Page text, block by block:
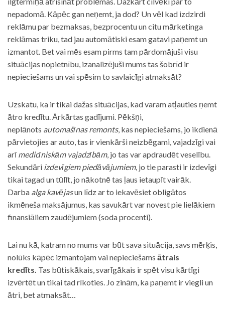
nepadomā. Kāpēc gan neņemt, ja dod? Un vēl kad izdzirdi
reklāmu par bezmaksas, bezprocentu un citu mārketinga
reklāmas triku, tad jau automātiski esam gatavi paņemt un
izmantot. Bet vai mēs esam pirms tam pārdomājuši visu
situācijas nopietnību, izanalizējuši mums tas šobrīd ir
nepieciešams un vai spēsim to savlaicīgi atmaksāt?
Uzskatu, ka ir tikai dažas situācijas, kad varam atļauties ņemt
ātro kredītu. Ārkārtas gadījumi. Pēkšņi,
neplānots automašīnas remonts, kas nepieciešams, jo ikdienā
pārvietojies ar auto, tas ir vienkārši neizbēgami, vajadzīgi vai
arīmedicīniskām vajadzībām, jo tas var apdraudēt veselību.
Sekundāri izdevīgiem piedāvājumiem, jo tie parasti ir izdevīgi
tikai tagad un tūlīt, jo nākotnē tas ļaus ietaupīt vairāk.
Darba alga kavējasun līdz ar to iekavēsiet obligātos
ikmēneša maksājumus, kas savukārt var novest pie lielākiem
finansiāliem zaudējumiem (soda procenti).
Lai nu kā, katram no mums var būt sava situācija, savs mērķis,
nolūks kāpēc izmantojam vai nepieciešams ātrais
kredīts. Tas būtiskākais, svarīgākais ir spēt visu kārtīgi
izvērtēt un tikai tad rīkoties. Jo zinām, ka paņemt ir viegli un
ātri, bet atmaksāt…